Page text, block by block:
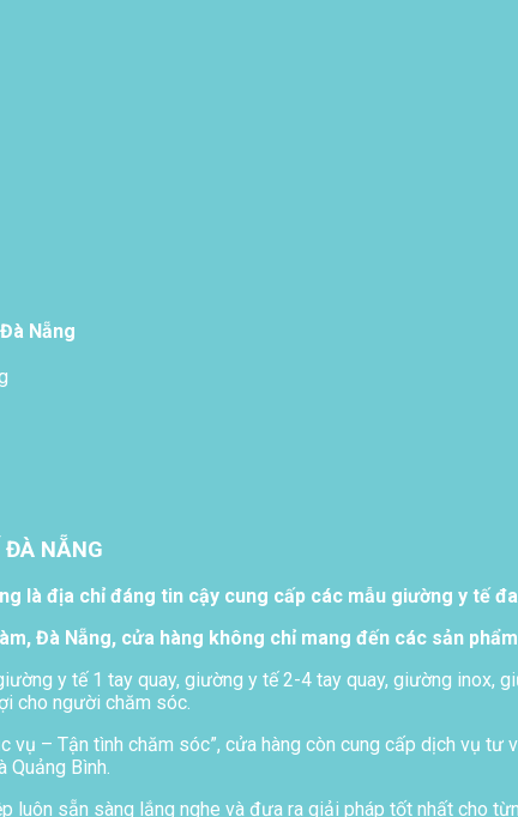
Nẵng
ĐÀ NẴNG
là địa chỉ đáng tin cậy cung cấp các mẫu giường y tế
Đà Nẵng, cửa hàng không chỉ mang đến các sản
y tế 1 tay quay, giường y tế 2-4 tay quay, giường inox,
cho người chăm sóc.
vụ – Tận tình chăm sóc”, cửa hàng còn cung cấp dịch vụ tư
Quảng Bình.
luôn sẵn sàng lắng nghe và đưa ra giải pháp tốt nhất cho